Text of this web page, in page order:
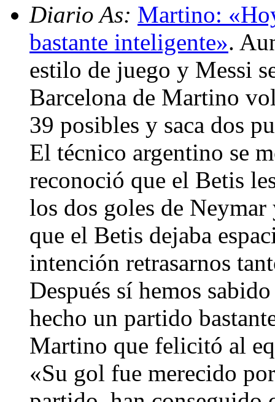
Diario As: Martino:
bastante inteligente».
estilo de juego y Messi
Barcelona de Martino
39 posibles y saca dos
El técnico argentino se
reconoció que el Betis
los dos goles de
que el Betis dejaba
intención retrasarnos
Después sí hemos
hecho un partido
Martino que felicitó al
«Su gol fue merecido